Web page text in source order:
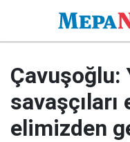
Çavuşoğlu:
elimizden